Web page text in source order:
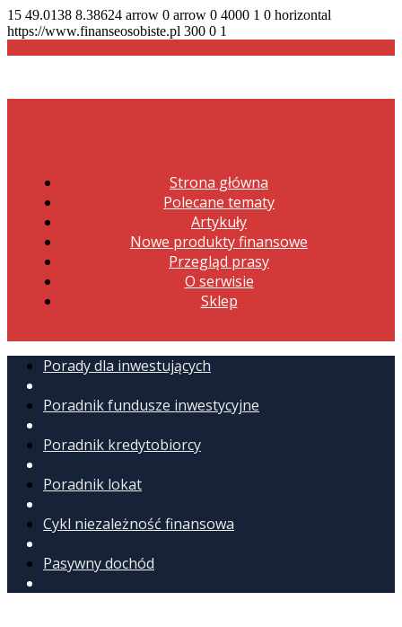
15 49.0138 8.38624 arrow 0 arrow 0 4000 1 0 horizontal
https://www.finanseosobiste.pl 300 0 1
Strona główna
Polecane tematy
Artykuły
Nowe produkty finansowe
Przegląd prasy
O serwisie
Sklep
Porady dla inwestujących
Poradnik fundusze inwestycyjne
Poradnik kredytobiorcy
Poradnik lokat
Cykl niezależność finansowa
Pasywny dochód